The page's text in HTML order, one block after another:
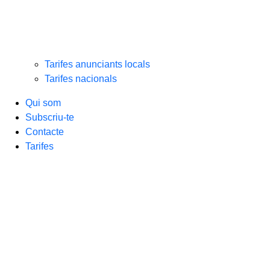
Tarifes anunciants locals
Tarifes nacionals
Qui som
Subscriu-te
Contacte
Tarifes